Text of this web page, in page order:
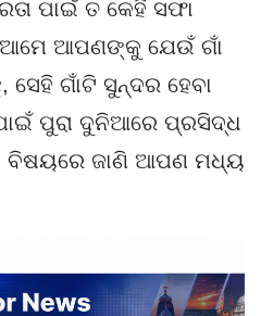
ପାଇଁ ତ କେହି ସଫା
ଆମେ ଆପଣଙ୍କୁ ଯେଉଁ ଗାଁ
ଗାଁଟି ସୁନ୍ଦର ହେବା
ପୁରା ଦୁନିଆରେ ପ୍ରସିଦ୍ଧ
ବିଷୟରେ ଜାଣି ଆପଣ ମଧ୍ୟ